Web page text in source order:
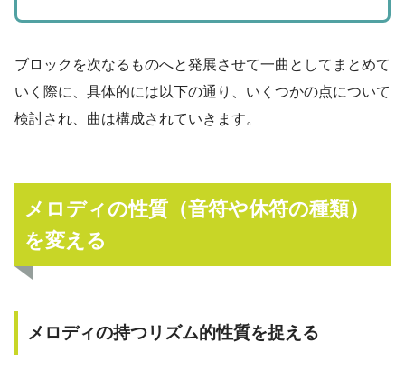
ブロックを次なるものへと発展させて一曲としてまとめて
いく際に、具体的には以下の通り、いくつかの点について
検討され、曲は構成されていきます。
メロディの性質（音符や休符の種類）
を変える
メロディの持つリズム的性質を捉える